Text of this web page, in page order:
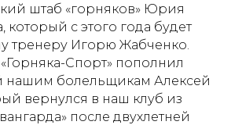
штаб «горняков» Юрия
который с этого года будет
тренеру Игорю Жабченко.
Спорт» пополнил
нашим болельщикам Алексей
вернулся в наш клуб из
после двухлетней